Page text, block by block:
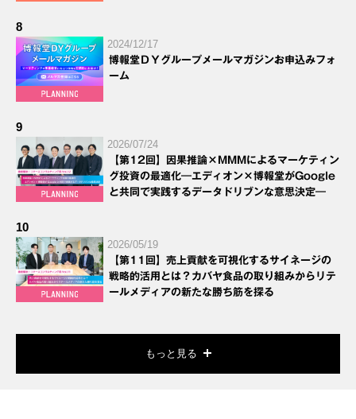
8
2024/12/17
博報堂ＤＹグループメールマガジンお申込みフォ
ーム
9
2026/07/24
【第12回】因果推論×MMMによるマーケティン
グ投資の最適化―エディオン×博報堂がGoogle
と共同で実践するデータドリブンな意思決定―
10
2026/05/19
【第11回】売上貢献を可視化するサイネージの
戦略的活用とは？カバヤ食品の取り組みからリテ
ールメディアの新たな勝ち筋を探る
もっと見る